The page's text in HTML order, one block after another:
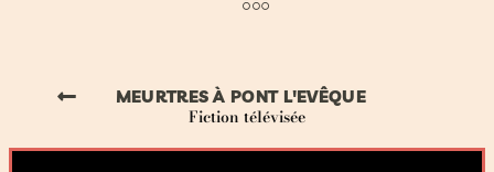
MEURTRES À PONT L'EVÊQUE
Fiction télévisée